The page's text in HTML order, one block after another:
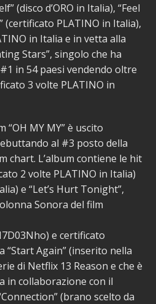
(disco d’ORO in Italia), “Feel
(certificato PLATINO in Italia),
in Italia e in vetta alla
Stars”, singolo che ha
in 54 paesi vendendo oltre
3 volte PLATINO in
MY MY” è uscito
al #3 posto della
chart. L’album contiene le hit
2 volte PLATINO in Italia)
e “Let’s Hurt Tonight”,
Sonora del film
e certificato
“Start Again” (inserito nella
di Netflix 13 Reason e che è
in collaborazione con il
(brano scelto da